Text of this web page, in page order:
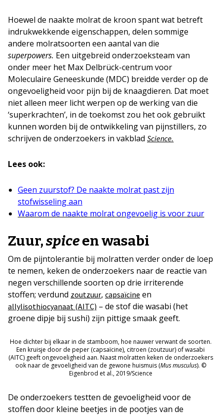
Hoewel de naakte molrat de kroon spant wat betreft
indrukwekkende eigenschappen, delen sommige
andere molratsoorten een aantal van die
superpowers. Een uitgebreid onderzoeksteam van
onder meer het Max Delbrück-centrum voor
Moleculaire Geneeskunde (MDC) breidde verder op de
ongevoeligheid voor pijn bij de knaagdieren. Dat moet
niet alleen meer licht werpen op de werking van die
‘superkrachten’, in de toekomst zou het ook gebruikt
kunnen worden bij de ontwikkeling van pijnstillers, zo
schrijven de onderzoekers in vakblad Science.
Lees ook:
Geen zuurstof? De naakte molrat past zijn
stofwisseling aan
Waarom de naakte molrat ongevoelig is voor zuur
Zuur,spiceen wasabi
Om de pijntolerantie bij molratten verder onder de loep
te nemen, keken de onderzoekers naar de reactie van
negen verschillende soorten op drie irriterende
stoffen; verdund zoutzuur, capsaïcine en
allylisothiocyanaat (AITC) – de stof die wasabi (het
groene dipje bij sushi) zijn pittige smaak geeft.
Hoe dichter bij elkaar in de stamboom, hoe nauwer verwant de soorten.
Een kruisje door de peper (capsaïcine), citroen (zoutzuur) of wasabi
(AITC) geeft ongevoeligheid aan. Naast molratten keken de onderzoekers
ook naar de gevoeligheid van de gewone huismuis (Mus musculus). ©
Eigenbrod et al., 2019/Science
De onderzoekers testten de gevoeligheid voor de
stoffen door kleine beetjes in de pootjes van de